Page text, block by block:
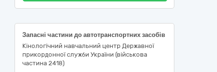
Запасні частини до автотранспортних засобів
Кінологічний навчальний центр Державної
прикордонної служби України (військова
частина 2418)